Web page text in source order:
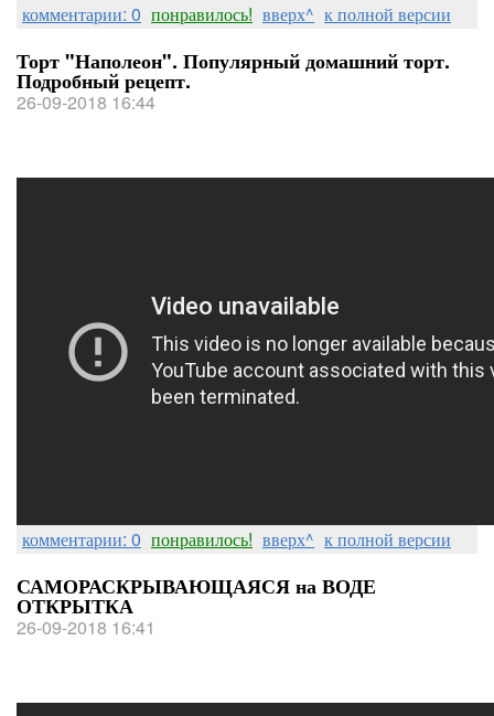
комментарии: 0 понравилось! вверх^ к полной версии
Торт "Наполеон". Популярный домашний торт.
Подробный рецепт.
26-09-2018 16:44
комментарии: 0 понравилось! вверх^ к полной версии
САМОРАСКРЫВАЮЩАЯСЯ на ВОДЕ
ОТКРЫТКА
26-09-2018 16:41